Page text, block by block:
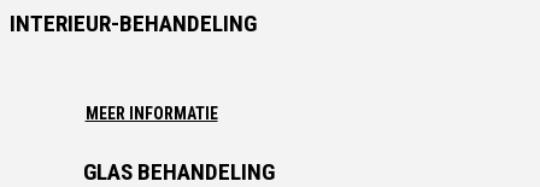
INTERIEUR-BEHANDELING
MEER INFORMATIE
GLAS BEHANDELING